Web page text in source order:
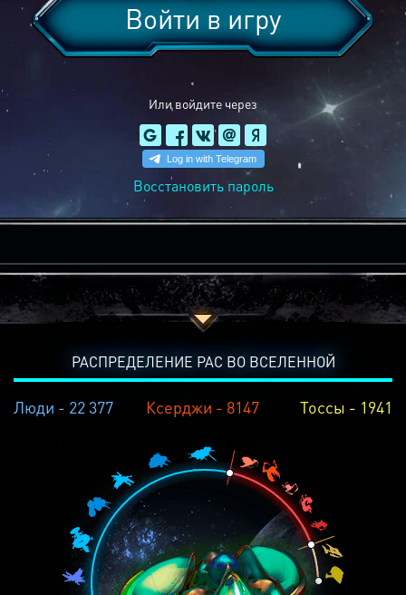
Или войдите через
Войти в игру
Восстановить пароль
РАСПРЕДЕЛЕНИЕ РАС ВО ВСЕЛЕННОЙ
Люди - 22 377 Ксерджи - 8147 Тоссы - 1941